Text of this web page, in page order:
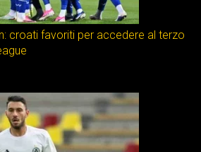
croati favoriti per accedere al terzo